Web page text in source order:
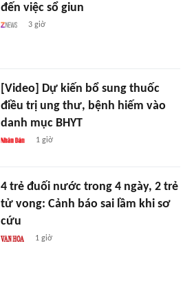
đến việc sổ giun
3 giờ
[Video] Dự kiến bổ sung thuốc
điều trị ung thư, bệnh hiếm vào
danh mục BHYT
1 giờ
4 trẻ đuối nước trong 4 ngày, 2 trẻ
tử vong: Cảnh báo sai lầm khi sơ
cứu
1 giờ